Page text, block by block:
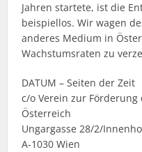
Jahren startete, ist die
beispiellos. Wir wagen
anderes Medium in
Wachstumsraten zu
DATUM – Seiten der Zeit
c/o Verein zur
Österreich
Ungargasse 28/2/
A-1030 Wien